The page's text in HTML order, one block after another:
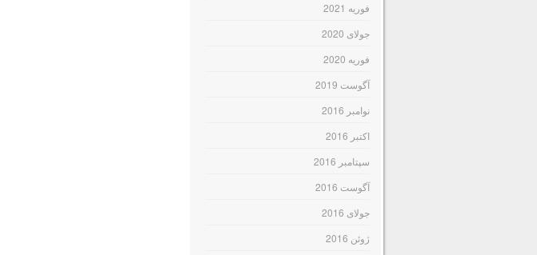
فوریه 2021
جولای 2020
فوریه 2020
آگوست 2019
نوامبر 2016
اکتبر 2016
سپتامبر 2016
آگوست 2016
جولای 2016
ژوئن 2016